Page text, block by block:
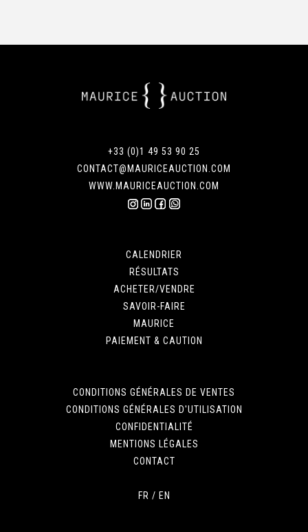
+33 (0)1 49 53 90 25
CONTACT@MAURICEAUCTION.COM
WWW.MAURICEAUCTION.COM
CALENDRIER
RÉSULTATS
ACHETER/VENDRE
SAVOIR-FAIRE
MAURICE
PAIEMENT & CAUTION
CONDITIONS GÉNÉRALES DE VENTES
CONDITIONS GÉNÉRALES D'UTILISATION
CONFIDENTIALITÉ
MENTIONS LÉGALES
CONTACT
FR / EN